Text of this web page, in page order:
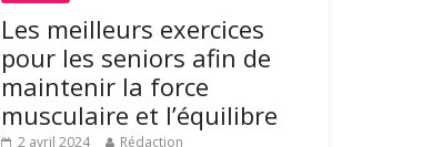
Les meilleurs exercices
pour les seniors afin de
maintenir la force
musculaire et l’équilibre
2 avril 2024 Rédaction